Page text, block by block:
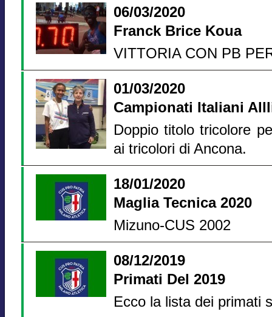
06/03/2020
Franck Brice Koua
VITTORIA CON PB
01/03/2020
Campionati Italiani
Doppio titolo tricolore
ai tricolori di Ancona.
18/01/2020
Maglia Tecnica 2020
Mizuno-CUS 2002
08/12/2019
Primati Del 2019
Ecco la lista dei primati